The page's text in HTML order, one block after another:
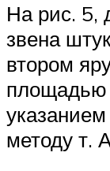
На рис. 5,
звена
втором
площадью
методу т.